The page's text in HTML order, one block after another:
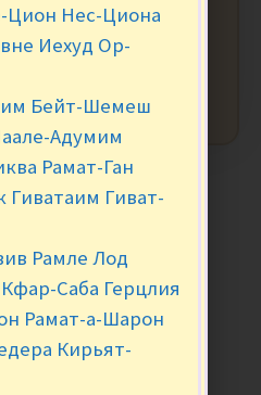
Цион Нес-Циона
Иехуд Ор-
Бейт-Шемеш
Адумим
Рамат-Ган
Гиватаим Гиват-
Рамле Лод
Саба Герцлия
Рамат-а-Шарон
Кирьят-